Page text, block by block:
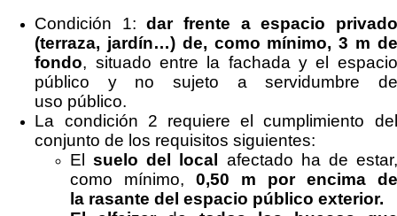
Condición 1:dar frente a espacio privado
(terraza, jardín…) de, como mínimo, 3 m de
fondo, situado entre la fachada y el espacio
público y no sujeto a servidumbre de
uso público.
La condición 2 requiere el cumplimiento del
conjunto de los requisitos siguientes:
Elsuelo del local afectado ha de estar,
como mínimo,0,50 m por encima de
la rasante del espacio público exterior.